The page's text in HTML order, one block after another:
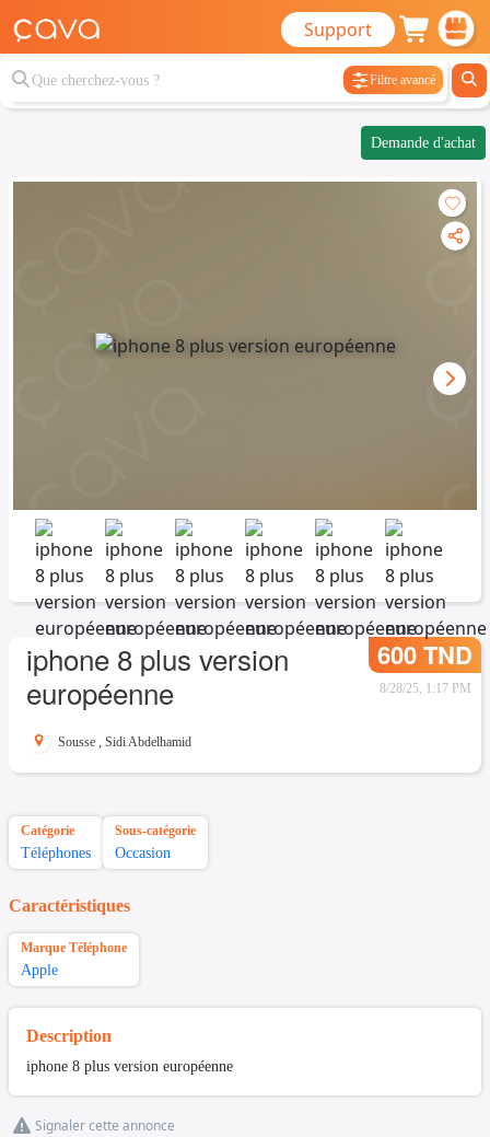
Support
Filtre avancé
Demande d'achat
iphone 8 plus version
européenne
600 TND
8/28/25, 1:17 PM
Sousse , Sidi Abdelhamid
Catégorie
Téléphones
Sous-catégorie
Occasion
Caractéristiques
Marque Téléphone
Apple
Description
iphone 8 plus version européenne
Signaler cette annonce